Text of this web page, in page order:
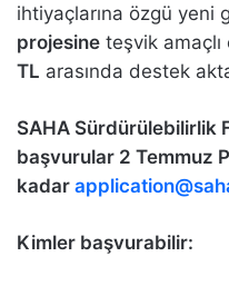
ihtiyaçlarına özgü yeni
projesine teşvik amaçlı
TL arasında destek
SAHA Sürdürülebilirlik
başvurular 2 Temmuz
kadar
Kimler başvurabilir: